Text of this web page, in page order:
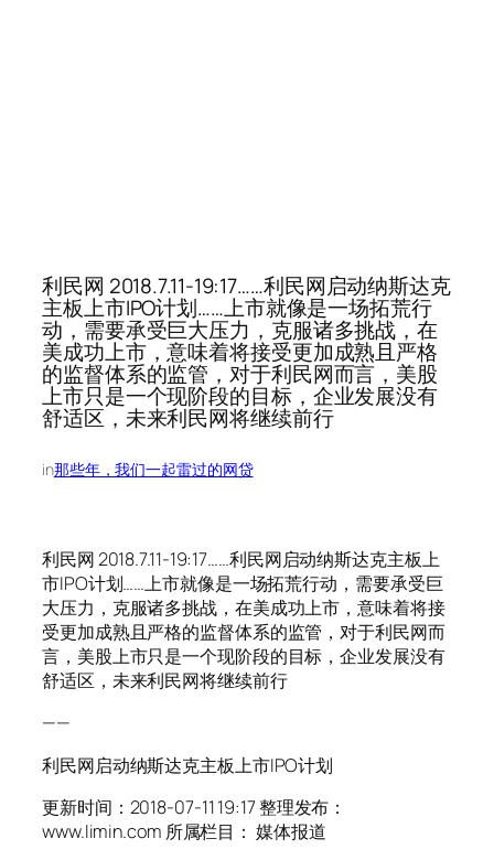
利民网 2018.7.11-19:17……利民网启动纳斯达克
主板上市IPO计划……上市就像是一场拓荒行
动，需要承受巨大压力，克服诸多挑战，在
美成功上市，意味着将接受更加成熟且严格
的监督体系的监管，对于利民网而言，美股
上市只是一个现阶段的目标，企业发展没有
舒适区，未来利民网将继续前行
in那些年，我们一起雷过的网贷
利民网 2018.7.11-19:17……利民网启动纳斯达克主板上
市IPO计划……上市就像是一场拓荒行动，需要承受巨
大压力，克服诸多挑战，在美成功上市，意味着将接
受更加成熟且严格的监督体系的监管，对于利民网而
言，美股上市只是一个现阶段的目标，企业发展没有
舒适区，未来利民网将继续前行
——
利民网启动纳斯达克主板上市IPO计划
更新时间：2018-07-11 19:17 整理发布：
www.limin.com 所属栏目： 媒体报道